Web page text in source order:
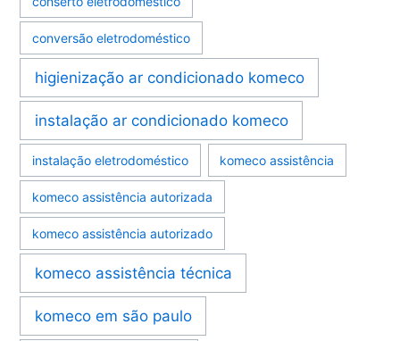
conversão eletrodoméstico
higienização ar condicionado komeco
instalação ar condicionado komeco
instalação eletrodoméstico komeco assistência
komeco assistência autorizada
komeco assistência autorizado
komeco assistência técnica
komeco em são paulo